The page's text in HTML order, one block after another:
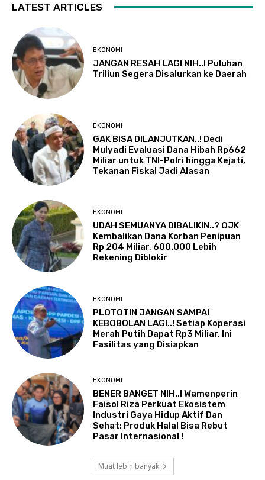
LATEST ARTICLES
EKONOMI
JANGAN RESAH LAGI NIH..! Puluhan
Triliun Segera Disalurkan ke Daerah
EKONOMI
GAK BISA DILANJUTKAN..! Dedi
Mulyadi Evaluasi Dana Hibah Rp662
Miliar untuk TNI-Polri hingga Kejati,
Tekanan Fiskal Jadi Alasan
EKONOMI
UDAH SEMUANYA DIBALIKIN..? OJK
Kembalikan Dana Korban Penipuan
Rp 204 Miliar, 600.000 Lebih
Rekening Diblokir
EKONOMI
PLOTOTIN JANGAN SAMPAI
KEBOBOLAN LAGI..! Setiap Koperasi
Merah Putih Dapat Rp3 Miliar, Ini
Fasilitas yang Disiapkan
EKONOMI
BENER BANGET NIH..! Wamenperin
Faisol Riza Perkuat Ekosistem
Industri Gaya Hidup Aktif Dan
Sehat: Produk Halal Bisa Rebut
Pasar Internasional !
Muat lebih banyak